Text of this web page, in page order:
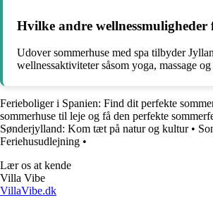
Hvilke andre
Udover sommerhuse med spa tilbyder
wellnessaktiviteter såsom yoga, massage
Ferieboliger i Spanien: Find dit perfekte
sommerhuse til leje og få den perfekte
Sønderjylland: Kom tæt på natur og kultur•
Feriehusudlejning •
Lær os at kende
Villa Vibe
VillaVibe.dk